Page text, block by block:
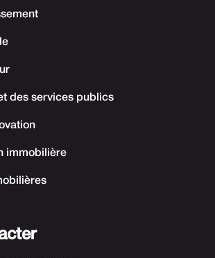
des services publics
immobilière